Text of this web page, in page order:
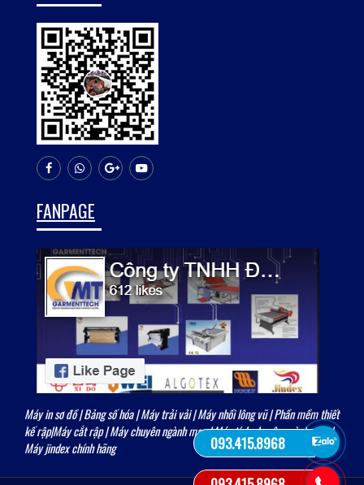
093.415.8968
FANPAGE
Máy in sơ đồ|Bảng số hóa|Máy trải vải| Máy nhồi lông vũ | Phần mềm thiết
kế rập|Máy cắt rập|Máy chuyên ngành may|Máy tính chuyên ngành may|
Máy jindex chính hãng